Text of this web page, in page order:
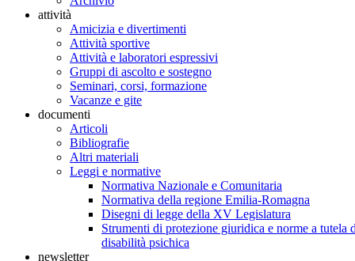
attività
Amicizia e divertimenti
Attività sportive
Attività e laboratori espressivi
Gruppi di ascolto e sostegno
Seminari, corsi, formazione
Vacanze e gite
documenti
Articoli
Bibliografie
Altri materiali
Leggi e normative
Normativa Nazionale e Comunitaria
Normativa della regione Emilia-Romagna
Disegni di legge della XV Legislatura
Strumenti di protezione giuridica e norme a tutela
disabilità psichica
newsletter